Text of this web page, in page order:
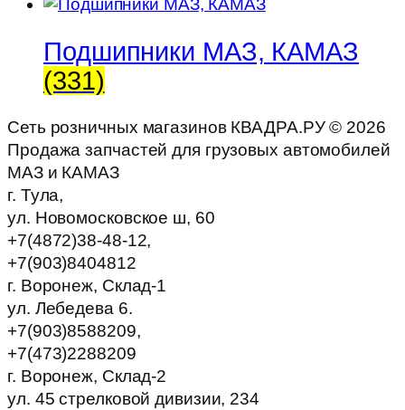
Подшипники МАЗ, КАМАЗ
(331)
Сеть розничных магазинов КВАДРА.РУ © 2026
Продажа запчастей для грузовых автомобилей
МАЗ и КАМАЗ
г. Тула,
ул. Новомосковское ш, 60
+7(4872)38-48-12,
+7(903)8404812
г. Воронеж, Склад-1
ул. Лебедева 6.
+7(903)8588209,
+7(473)2288209
г. Воронеж, Склад-2
ул. 45 стрелковой дивизии, 234